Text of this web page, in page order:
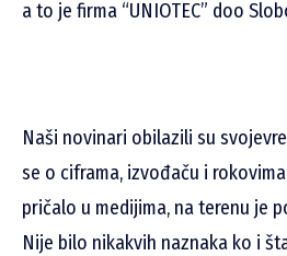
a to je firma “UNIOTEC” doo
Naši novinari obilazili su
se o ciframa, izvođaču i
pričalo u medijima, na terenu je
Nije bilo nikakvih naznaka ko i